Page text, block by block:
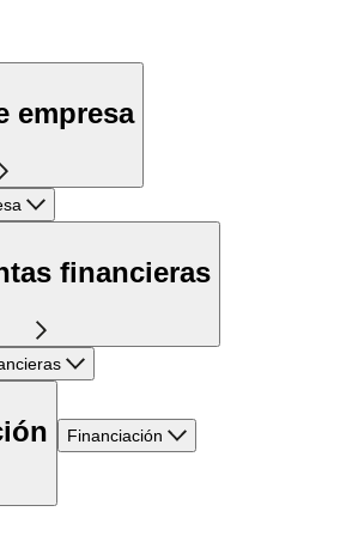
empresa
financieras
Financiación